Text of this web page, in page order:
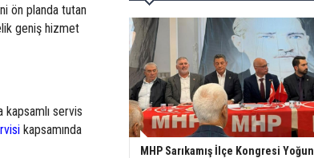
ön planda tutan
geniş hizmet
servis
kapsamında
MHP Sarıkamış İlçe Kongresi Yoğun